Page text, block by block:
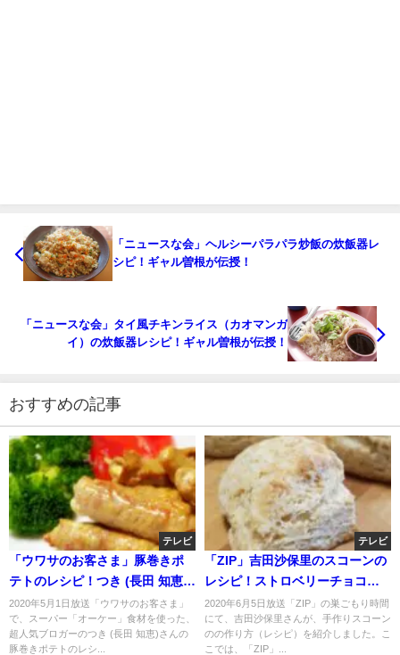
「ニュースな会」ヘルシーパラパラ炒飯の炊飯器レ
シピ！ギャル曽根が伝授！
「ニュースな会」タイ風チキンライス（カオマンガ
イ）の炊飯器レシピ！ギャル曽根が伝授！
おすすめの記事
テレビ
「ウワサのお客さま」豚巻きポ
テトのレシピ！つき (長田 知恵)
さん伝授！
2020年5月1日放送「ウワサのお客さま」
で、スーパー「オーケー」食材を使った、
超人気ブロガーのつき (長田 知恵)さんの
豚巻きポテトのレシ...
テレビ
「ZIP」吉田沙保里のスコーンの
レシピ！ストロベリーチョコが
ポイント？
2020年6月5日放送「ZIP」の巣ごもり時間
にて、吉田沙保里さんが、手作りスコーン
のの作り方（レシピ）を紹介しました。こ
こでは、「ZIP」...